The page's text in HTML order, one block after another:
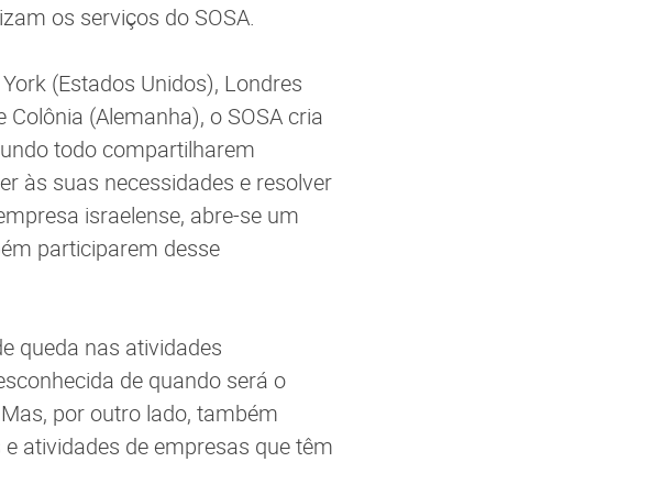
os serviços do SOSA.
(Estados Unidos), Londres
(Alemanha), o SOSA cria
todo compartilharem
às suas necessidades e resolver
israelense, abre-se um
participarem desse
queda nas atividades
de quando será o
por outro lado, também
atividades de empresas que têm